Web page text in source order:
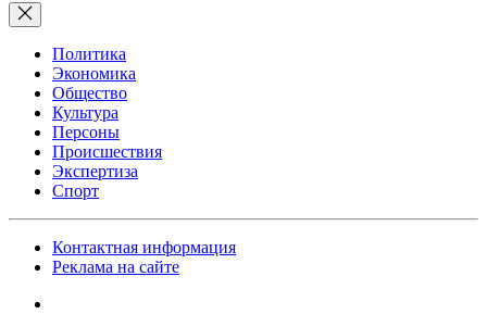
Политика
Экономика
Общество
Культура
Персоны
Происшествия
Экспертиза
Спорт
Контактная информация
Реклама на сайте